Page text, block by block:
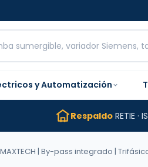
y Automatización
Respaldo RETIE ·
| By-pass integrado | Trifásico